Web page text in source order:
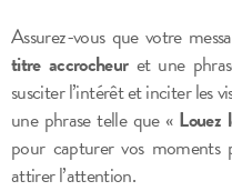
Assurez-vous que votre
titre accrocheuret une
susciter l’intérêt et inciter les
une phrase telle que « Louez
pour capturer vos
attirer l’attention.